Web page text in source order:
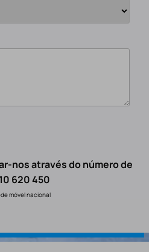
nos através do número de
620 450
móvel nacional